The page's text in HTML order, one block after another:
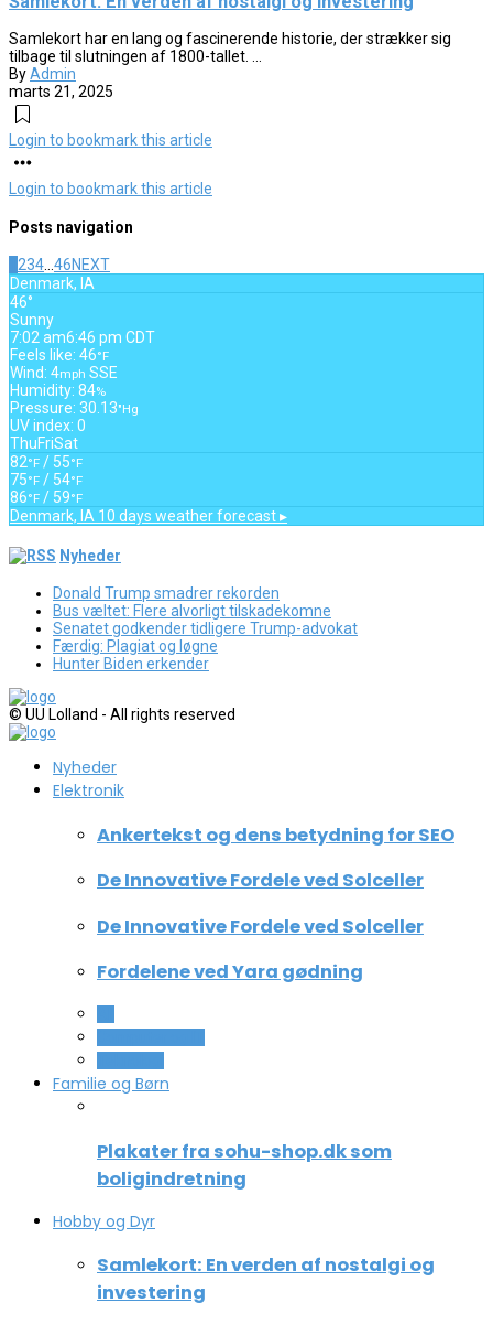
Samlekort har en lang og fascinerende historie, der strækker sig
tilbage til slutningen af 1800-tallet. ...
ByAdmin
marts 21, 2025
Login to bookmark this article
Login to bookmark this article
Posts navigation
234 46NEXT
Denmark, IA
46°
Sunny
7:02 am6:46 pm CDT
Feels like: 46°F
Wind: 4mph SSE
Humidity: 84%
Pressure: 30.13"Hg
UV index: 0
ThuFriSat
82°F / 55°F
75°F / 54°F
86°F / 59°F
Denmark, IA 10 days weather forecast ▸
Nyheder
Donald Trump smadrer rekorden
Bus væltet: Flere alvorligt tilskadekomne
Senatet godkender tidligere Trump-advokat
Færdig: Plagiat og løgne
Hunter Biden erkender
© UU Lolland - All rights reserved
Nyheder
Elektronik
Ankertekst og dens betydning for SEO
De Innovative Fordele ved Solceller
De Innovative Fordele ved Solceller
Fordelene ved Yara gødning
Familie og Børn
Plakater fra sohu-shop.dk som
boligindretning
Hobby og Dyr
Samlekort: En verden af nostalgi og
investering